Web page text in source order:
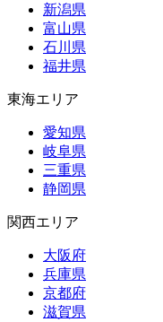
新潟県
富山県
石川県
福井県
東海エリア
愛知県
岐阜県
三重県
静岡県
関西エリア
大阪府
兵庫県
京都府
滋賀県